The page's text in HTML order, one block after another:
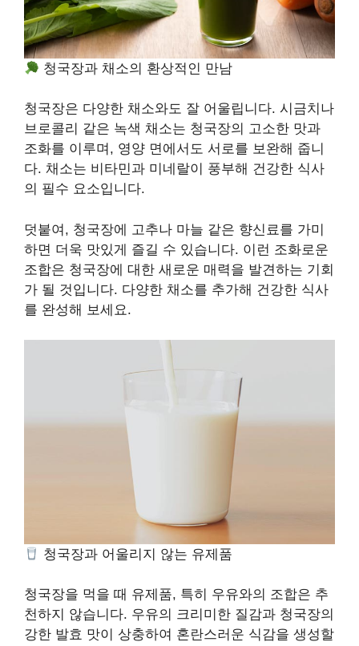
청국장과 채소의 환상적인 만남
청국장은 다양한 채소와도 잘 어울립니다. 시금치나
브로콜리 같은 녹색 채소는 청국장의 고소한 맛과
조화를 이루며, 영양 면에서도 서로를 보완해 줍니
다. 채소는 비타민과 미네랄이 풍부해 건강한 식사
의 필수 요소입니다.
덧붙여, 청국장에 고추나 마늘 같은 향신료를 가미
하면 더욱 맛있게 즐길 수 있습니다. 이런 조화로운
조합은 청국장에 대한 새로운 매력을 발견하는 기회
가 될 것입니다. 다양한 채소를 추가해 건강한 식사
를 완성해 보세요.
청국장과 어울리지 않는 유제품
청국장을 먹을 때 유제품, 특히 우유와의 조합은 추
천하지 않습니다. 우유의 크리미한 질감과 청국장의
강한 발효 맛이 상충하여 혼란스러운 식감을 생성할